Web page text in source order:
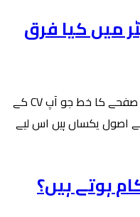
میں کیا فرق
عملی طور پر یہ ایک ہی چیز ہیں — ایک صفحے کا خط جو آپ CV کے
اصول یکساں ہیں اس لیے
ہوتے ہیں؟